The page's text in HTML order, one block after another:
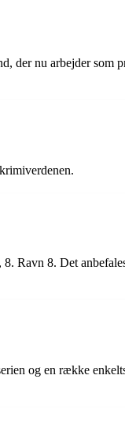
der nu arbejder som
Ravn 8. Det
og en række